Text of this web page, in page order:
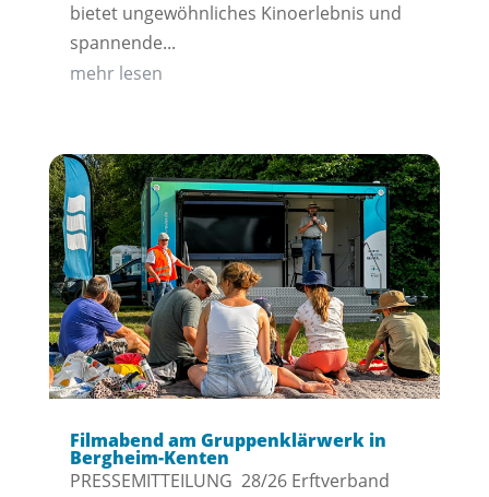
bietet ungewöhnliches Kinoerlebnis und
spannende...
mehr lesen
Filmabend am Gruppenklärwerk in
Bergheim-Kenten
PRESSEMITTEILUNG 28/26 Erftverband